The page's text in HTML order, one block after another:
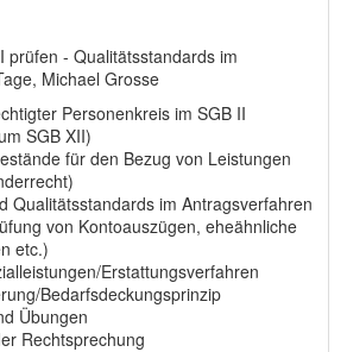
prüfen - Qualitätsstandards im
Michael Grosse
Personenkreis im SGB II
SGB XII)
für den Bezug von Leistungen
Qualitätsstandards im Antragsverfahren
von Kontoauszügen, eheähnliche
etc.)
Erstattungsverfahren
Bedarfsdeckungsprinzip
Übungen
Rechtsprechung